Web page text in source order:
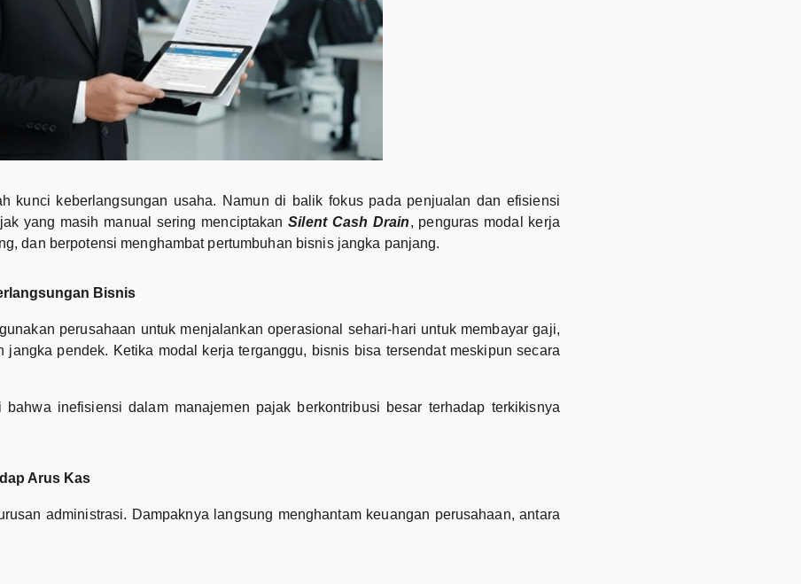
kunci keberlangsungan usaha. Namun di balik fokus pada penjualan dan efisiensi
yang masih manual sering menciptakanSilent Cash Drain, penguras modal kerja
dan berpotensi menghambat pertumbuhan bisnis jangka panjang.
Bisnis
perusahaan untuk menjalankan operasional sehari-hari untuk membayar gaji,
pendek. Ketika modal kerja terganggu, bisnis bisa tersendat meskipun secara
inefisiensi dalam manajemen pajak berkontribusi besar terhadap terkikisnya
Arus Kas
administrasi. Dampaknya langsung menghantam keuangan perusahaan, antara